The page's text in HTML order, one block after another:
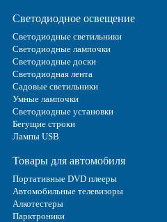
Светодиодное освещение
Светодиодные светильники
Светодиодные лампочки
Светодиодные доски
Светодиодная лента
Садовые светильники
Умные лампочки
Светодиодные установки
Бегущие строки
Лампы USB
Товары для автомобиля
Портативные DVD плееры
Автомобильные телевизоры
Алкотестеры
Парктроники